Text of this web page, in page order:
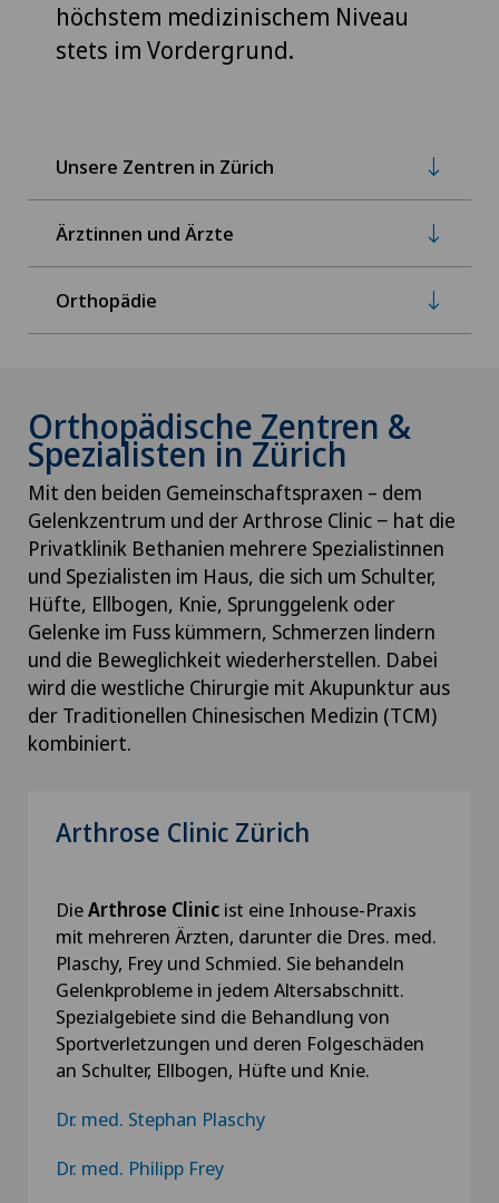
höchstem medizinischem Niveau
stets im Vordergrund.
Unsere Zentren in Zürich
Ärztinnen und Ärzte
Orthopädie
Orthopädische Zentren &
Spezialisten in Zürich
Mit den beiden Gemeinschaftspraxen – dem
Gelenkzentrum und der Arthrose Clinic − hat die
Privatklinik Bethanien mehrere Spezialistinnen
und Spezialisten im Haus, die sich um Schulter,
Hüfte, Ellbogen, Knie, Sprunggelenk oder
Gelenke im Fuss kümmern, Schmerzen lindern
und die Beweglichkeit wiederherstellen. Dabei
wird die westliche Chirurgie mit Akupunktur aus
der Traditionellen Chinesischen Medizin (TCM)
kombiniert.
Arthrose Clinic Zürich
DieArthrose Clinic ist eine Inhouse-Praxis
mit mehreren Ärzten, darunter die Dres. med.
Plaschy, Frey und Schmied. Sie behandeln
Gelenkprobleme in jedem Altersabschnitt.
Spezialgebiete sind die Behandlung von
Sportverletzungen und deren Folgeschäden
an Schulter, Ellbogen, Hüfte und Knie.
Dr. med. Stephan Plaschy
Dr. med. Philipp Frey